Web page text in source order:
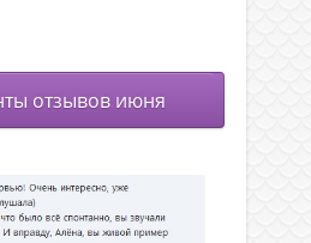
отзывов июня